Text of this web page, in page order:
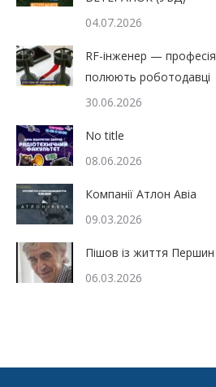
04.07.2026
RF-інженер —
полюють роботодавці
30.06.2026
No title
08.06.2026
Компанії Атлон Авіа
09.03.2026
Пішов із життя
06.03.2026